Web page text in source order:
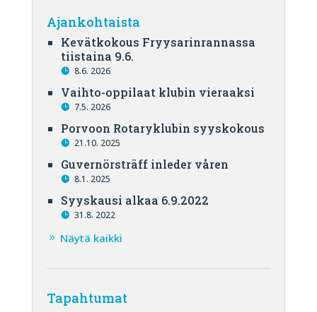
Ajankohtaista
Kevätkokous Fryysarinrannassa
tiistaina 9.6.
8.6. 2026
Vaihto-oppilaat klubin vieraaksi
7.5. 2026
Porvoon Rotaryklubin syyskokous
21.10. 2025
Guvernörsträff inleder våren
8.1. 2025
Syyskausi alkaa 6.9.2022
31.8. 2022
Näytä kaikki
Tapahtumat